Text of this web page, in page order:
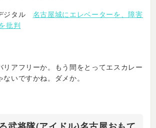
ジタル 名古屋城にエレベーターを、障害
批判
リアフリーか。もう間をとってエスカレー
いですかね。ダメか。